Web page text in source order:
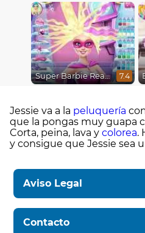
Super Barbie Real Haircuts 7.4
Jessie va a la peluquería
que la pongas muy guapa
Corta, peina, lava y colorea.
y consigue que Jessie sea
Aviso Legal
Contacto